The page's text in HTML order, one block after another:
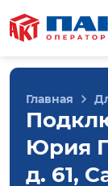
Главная
Юрия
д. 61,